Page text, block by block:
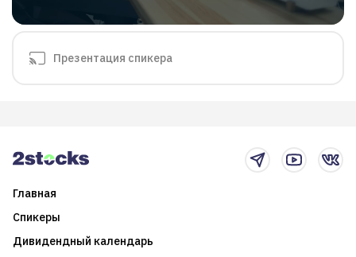
Презентация спикера
Главная
Спикеры
Дивидендный календарь